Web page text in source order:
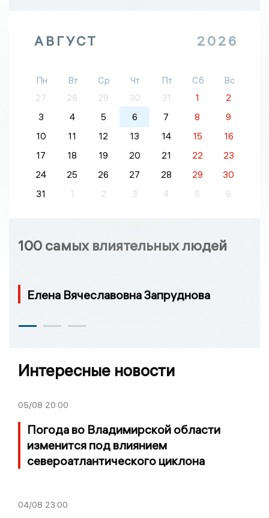
АВГУСТ 2026
Пн Вт Ср Чт Пт Сб
Вс
27
28 29 30 31 1
2
3
4 5 6 7 8
9
10
11 12 13 14 15
16
17
18 19 20 21 22
23
24
25 26 27 28 29
30
31
1 2 3 4 5 6
100 самых влиятельных людей
Елена Вячеславовна Запруднова
Интересные новости
05/08 20:00
Погода во Владимирской области
изменится под влиянием
североатлантического циклона
04/08 23:00